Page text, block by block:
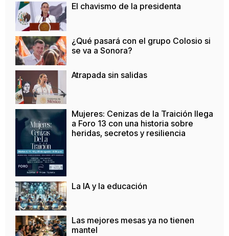
El chavismo de la presidenta
¿Qué pasará con el grupo Colosio si
se va a Sonora?
Atrapada sin salidas
Mujeres: Cenizas de la Traición llega
a Foro 13 con una historia sobre
heridas, secretos y resiliencia
La IA y la educación
Las mejores mesas ya no tienen
mantel